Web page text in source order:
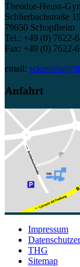
Theodor-Heuss-
Schlierbachstraße
79650 Schopfheim
Tel.: +49 (0) 7622-
Fax: +49 (0) 7622-
email:
Anfahrt
Impressum
THG
Sitemap